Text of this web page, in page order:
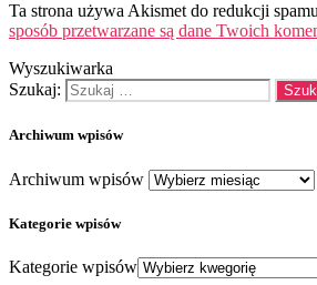
Ta strona używa Akismet do redukcji
sposób przetwarzane są dane Twoich
Wyszukiwarka
Szukaj:
Archiwum wpisów
Archiwum wpisów
Kategorie wpisów
Kategorie wpisów